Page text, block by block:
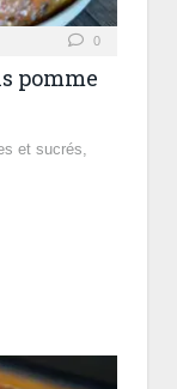
0
pomme
et sucrés,